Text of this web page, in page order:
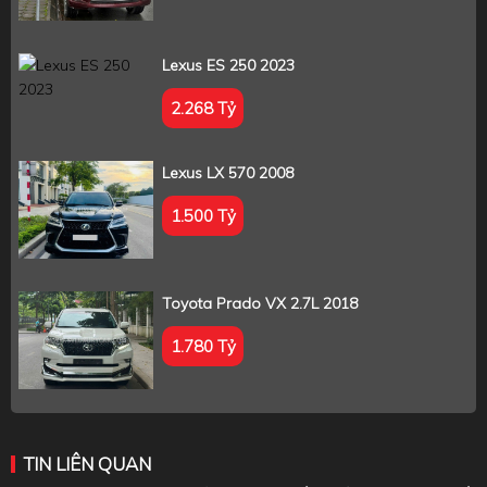
Lexus ES 250 2023
2.268 Tỷ
Lexus LX 570 2008
1.500 Tỷ
Toyota Prado VX 2.7L 2018
1.780 Tỷ
TIN LIÊN QUAN